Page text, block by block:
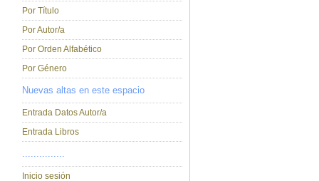
Por Título
Por Autor/a
Por Orden Alfabético
Por Género
Nuevas altas en este espacio
Entrada Datos Autor/a
Entrada Libros
...............
Inicio sesión